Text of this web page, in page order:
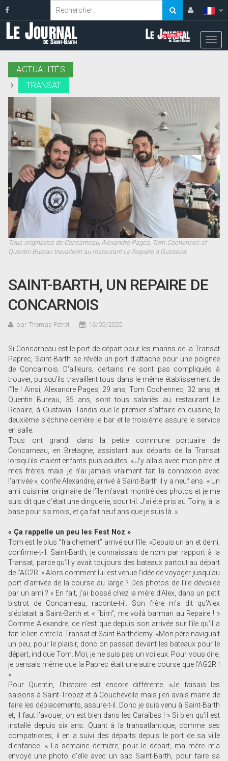
ACTUALITÉS
TRANSAT
Tous originaires de Concarneau, Alexandre Pages, Tom Cochennec et
Quentin Bureau travaillent au restaurant Le Repaire à Gustavia.
SAINT-BARTH, UN REPAIRE DE
CONCARNOIS
par Thomas Fetrot 16/05/2025
Si Concarneau est le port de départ pour les marins de la Transat
Paprec, Saint-Barth se révèle un port d’attache pour une poignée
de Concarnois. D'ailleurs, certains ne sont pas compliqués à
trouver, puisqu’ils travaillent tous dans le même établissement de
l’île ! Ainsi, Alexandre Pages, 29 ans, Tom Cochennec, 32 ans, et
Quentin Bureau, 35 ans, sont tous salariés au restaurant Le
Repaire, à Gustavia. Tandis que le premier s’affaire en cuisine, le
deuxième s’échine derrière le bar et le troisième assure le service
en salle.
Tous ont grandi dans la petite commune portuaire de
Concarneau, en Bretagne, assistant aux départs de la Transat
lorsqu’ils étaient enfants puis adultes. « J’y allais avec mon père et
mes frères mais je n’ai jamais vraiment fait la connexion avec
l’arrivée », confie Alexandre, arrivé à Saint-Barth il y a neuf ans. « Un
ami cuisinier originaire de l’île m’avait montré des photos et je me
suis dit que c’était une dinguerie, sourit-il. J’ai été pris au Toiny, à la
base pour six mois, et ça fait neuf ans que je suis là. »
« Ça rappelle un peu les Fest Noz »
Tom est le plus “fraichement” arrivé sur l’île. «Depuis un an et demi,
confirme-t-il. Saint-Barth, je connaissais de nom par rapport à la
Transat, parce qu’il y avait toujours des bateaux partout au départ
de l’AG2R. » Alors comment lui est venue l’idée de voyager jusqu’au
port d’arrivée de la course au large ? Des photos de l’île dévoilée
par un ami ? « En fait, j’ai bossé chez la mère d’Alex, dans un petit
bistrot de Concarneau, raconte-t-il. Son frère m’a dit qu’Alex
s’éclatait à Saint-Barth et « “bim”, me voilà barman au Repaire ! »
Comme Alexandre, ce n’est que depuis son arrivée sur l’île qu’il a
fait le lien entre la Transat et Saint-Barthélemy. «Mon père naviguait
un peu, pour le plaisir, donc on passait devant les bateaux pour le
départ, indique Tom. Moi, je ne suis pas un voileux. Pour vous dire,
je pensais même que la Paprec était une autre course que l’AG2R !
»
Pour Quentin, l’histoire est encore différente. «Je faisais les
saisons à Saint-Tropez et à Couchevelle mais j’en avais marre de
faire les déplacements, assure-t-il. Donc je suis venu à Saint-Barth
et, il faut l’avouer, on est bien dans les Caraïbes ! » Si bien qu’il est
installé depuis six ans. Quant à la transatlantique, comme ses
compatriotes, il en a suivi des départs depuis le port de sa ville
d’enfance. « La semaine dernière, pour le départ, ma mère m’a
envoyé une photo d’elle avec un sac Saint-Barth, pour faire sa